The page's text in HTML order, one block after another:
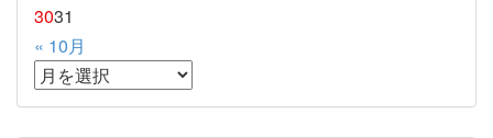
3031
« 10月